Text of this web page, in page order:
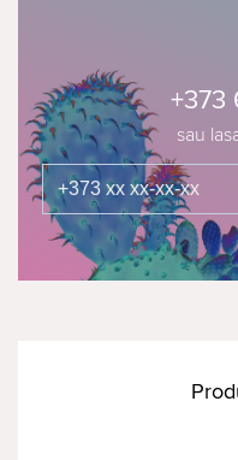
sau
+373